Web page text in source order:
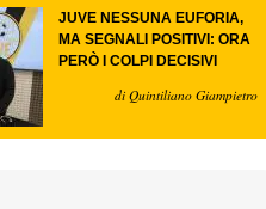
JUVE NESSUNA EUFORIA,
MA SEGNALI POSITIVI: ORA
PERÒ I COLPI DECISIVI
di Quintiliano Giampietro